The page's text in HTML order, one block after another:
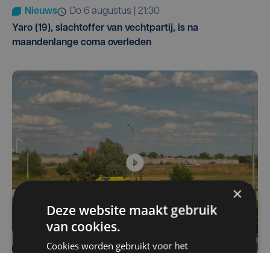
Nieuws
do 6 augustus | 21:30
Yaro (19), slachtoffer van vechtpartij, is na
maandenlange coma overleden
×
Deze website maakt gebruik
van cookies.
Cookies worden gebruikt voor het